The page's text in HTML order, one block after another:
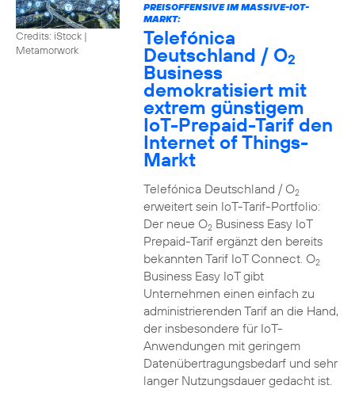
Credits: iStock |
Metamorwork
PREISOFFENSIVE IM MASSIVE-IOT-
MARKT:
Telefónica
Deutschland / O2
Business
demokratisiert mit
extrem günstigem
IoT-Prepaid-Tarif den
Internet of Things-
Markt
Telefónica Deutschland / O2
erweitert sein IoT-Tarif-Portfolio:
Der neue O2Business Easy IoT
Prepaid-Tarif ergänzt den bereits
bekannten Tarif IoT Connect. O2
Business Easy IoT gibt
Unternehmen einen einfach zu
administrierenden Tarif an die Hand,
der insbesondere für IoT-
Anwendungen mit geringem
Datenübertragungsbedarf und sehr
langer Nutzungsdauer gedacht ist.